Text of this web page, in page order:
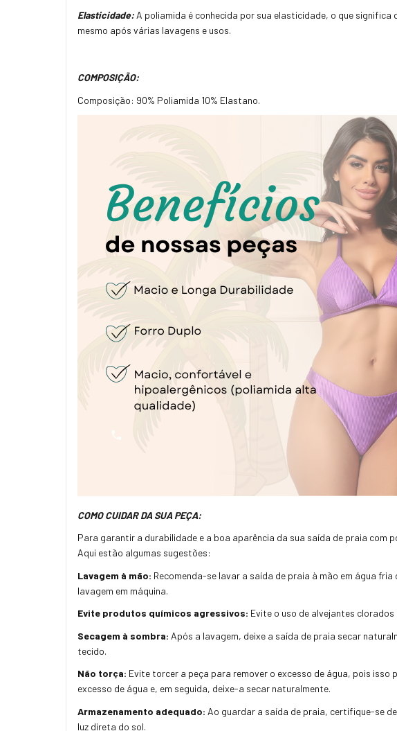
Elasticidade: A poliamida é conhecida por sua elasticidade, o que
mesmo após várias lavagens e usos.
COMPOSIÇÃO:
Composição: 90% Poliamida 10% Elastano.
COMO CUIDAR DA SUA PEÇA:
Para garantir a durabilidade e a boa aparência da sua saída de praia com
Aqui estão algumas sugestões:
Lavagem à mão: Recomenda-se lavar a saída de praia à mão em água
lavagem em máquina.
Evite produtos químicos agressivos: Evite o uso de alvejantes
Secagem à sombra: Após a lavagem, deixe a saída de praia secar
tecido.
Não torça: Evite torcer a peça para remover o excesso de água, pois
excesso de água e, em seguida, deixe-a secar naturalmente.
Armazenamento adequado: Ao guardar a saída de praia, certifique-se
luz direta do sol.